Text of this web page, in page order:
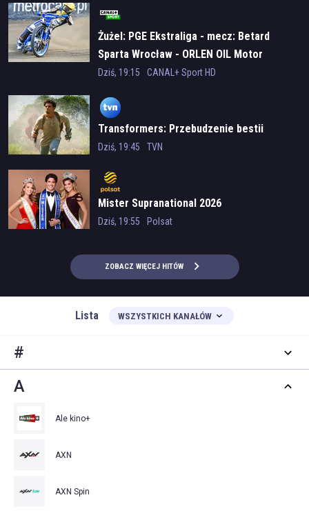
Żużel: PGE Ekstraliga - mecz: Betard
Sparta Wrocław - ORLEN OIL Motor
Lublin
Dziś, 19:15 CANAL+ Sport HD
Transformers: Przebudzenie bestii
Dziś, 19:45 TVN
Mister Supranational 2026
Dziś, 19:55 Polsat
ZOBACZ WIĘCEJ HITÓW
Lista WSZYSTKICH KANAŁÓW
#
A
Ale kino+
AXN
AXN Spin